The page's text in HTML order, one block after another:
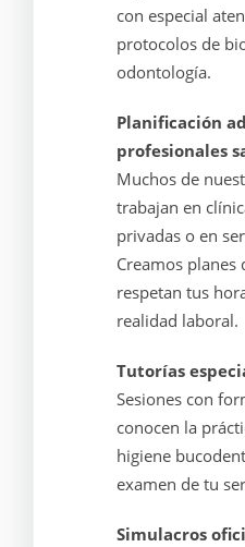
con especial
protocolos de
odontología.
Planificación
profesionales
Muchos de
trabajan en
privadas o en
Creamos planes
respetan tus
realidad laboral.
Tutorías
Sesiones con
conocen la
higiene
examen de tu
Simulacros